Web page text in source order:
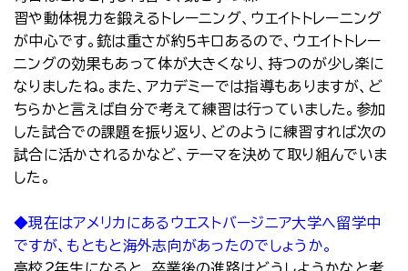
習や動体視力を鍛えるトレーニング、ウエイトトレーニング
が中心です。銃は重さが約５キロあるので、ウエイトトレー
ニングの効果もあって体が大きくなり、持つのが少し楽に
なりましたね。また、アカデミーでは指導もありますが、ど
ちらかと言えば自分で考えて練習は行っていました。参加
した試合での課題を振り返り、どのように練習すれば次の
試合に活かされるかなど、テーマを決めて取り組んでいま
した。
◆現在はアメリカにあるウエストバージニア大学へ留学中
ですが、もともと海外志向があったのでしょうか。